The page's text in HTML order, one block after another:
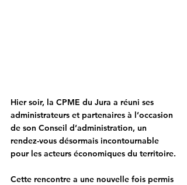
Hier soir, la CPME du Jura a réuni ses
administrateurs et partenaires à l’occasion
de son Conseil d’administration, un
rendez-vous désormais incontournable
pour les acteurs économiques du territoire.
Cette rencontre a une nouvelle fois permis